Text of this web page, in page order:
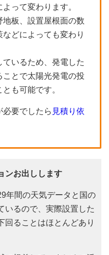
って変わります。
地板、設置屋根面の数
どによっても変わり
いるため、発電した
とで太陽光発電の投
も可能です。
必要でしたら 見積り依
ンお出しします
年間の天気データと国の
いるので、実際設置した
回ることはほとんどあり